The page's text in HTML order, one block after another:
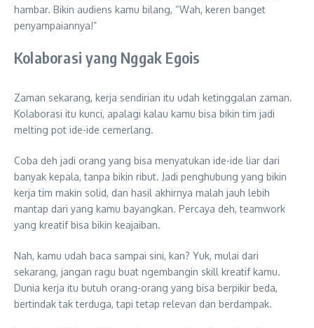
hambar. Bikin audiens kamu bilang, “Wah, keren banget
penyampaiannya!”
Kolaborasi yang Nggak Egois
Zaman sekarang, kerja sendirian itu udah ketinggalan zaman.
Kolaborasi itu kunci, apalagi kalau kamu bisa bikin tim jadi
melting pot ide-ide cemerlang.
Coba deh jadi orang yang bisa menyatukan ide-ide liar dari
banyak kepala, tanpa bikin ribut. Jadi penghubung yang bikin
kerja tim makin solid, dan hasil akhirnya malah jauh lebih
mantap dari yang kamu bayangkan. Percaya deh, teamwork
yang kreatif bisa bikin keajaiban.
Nah, kamu udah baca sampai sini, kan? Yuk, mulai dari
sekarang, jangan ragu buat ngembangin skill kreatif kamu.
Dunia kerja itu butuh orang-orang yang bisa berpikir beda,
bertindak tak terduga, tapi tetap relevan dan berdampak.